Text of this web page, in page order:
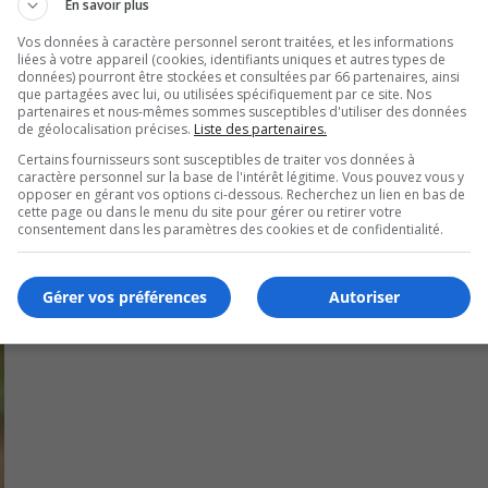
performance lors de ce duel.
de marquer des points, en espaçant sept coups sûrs.
élu joueur du match.
en finale de la Division Microbrasserie Charlevoix.
En savoir plus
Vos données à caractère personnel seront traitées, et les informations
liées à votre appareil (cookies, identifiants uniques et autres types de
données) pourront être stockées et consultées par 66 partenaires, ainsi
que partagées avec lui, ou utilisées spécifiquement par ce site. Nos
partenaires et nous-mêmes sommes susceptibles d'utiliser des données
de géolocalisation précises. Liste des partenaires.
Certains fournisseurs sont susceptibles de traiter vos données à
caractère personnel sur la base de l'intérêt légitime. Vous pouvez vous y
opposer en gérant vos options ci-dessous. Recherchez un lien en bas de
cette page ou dans le menu du site pour gérer ou retirer votre
consentement dans les paramètres des cookies et de confidentialité.
Autoriser
Gérer vos préférences